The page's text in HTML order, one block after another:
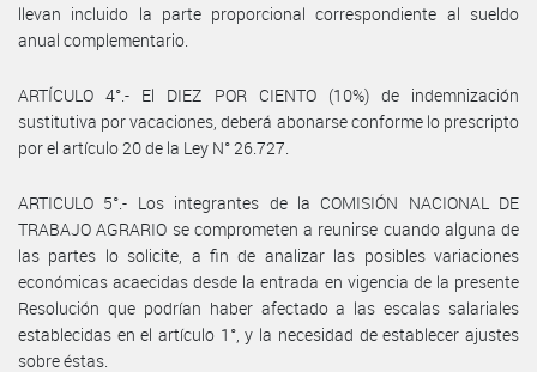
llevan incluido la parte proporcional correspondiente al sueldo
anual complementario.
ARTÍCULO 4°.- El DIEZ POR CIENTO (10%) de indemnización
sustitutiva por vacaciones, deberá abonarse conforme lo prescripto
por el artículo 20 de la Ley N° 26.727.
ARTICULO 5°.- Los integrantes de la COMISIÓN NACIONAL DE
TRABAJO AGRARIO se comprometen a reunirse cuando alguna de
las partes lo solicite, a fin de analizar las posibles variaciones
económicas acaecidas desde la entrada en vigencia de la presente
Resolución que podrían haber afectado a las escalas salariales
establecidas en el artículo 1°, y la necesidad de establecer ajustes
sobre éstas.